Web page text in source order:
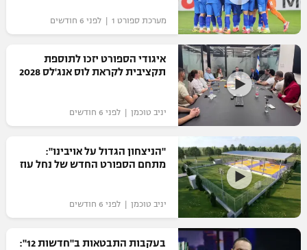
תנאי שימוש
מדיניות פרטיות
תקנון פעילות ספורט 1
רשיון להקרנה פומבית לבית עסק
הצטרפות לחבילת הערוצים
לוח דרושים – ג'ובנט
ספורט אתגרי ואקסטרים
אומנויות לחימה
גיימינג E-Sports
מערכת ספורט 1 | לפני 6 חודשים
איגודי הספורט יזכו לתוספת
תקציבית לקראת לוס אנג'לס 2028
יניב טוכמן | לפני 6 חודשים
"הניצחון הגדול על אויבינו":
מתחם הספורט החדש של נחל עוז
יניב טוכמן | לפני 6 חודשים
בעקבות התבטאות ב"חדשות 12":